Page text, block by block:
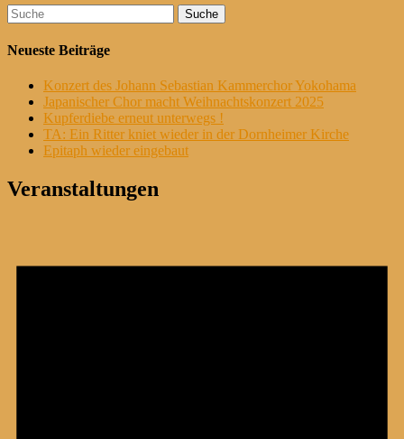
Suche
nach:
Neueste Beiträge
Konzert des Johann Sebastian Kammerchor Yokohama
Japanischer Chor macht Weihnachtskonzert 2025
Kupferdiebe erneut unterwegs !
TA: Ein Ritter kniet wieder in der Dornheimer Kirche
Epitaph wieder eingebaut
Veranstaltungen